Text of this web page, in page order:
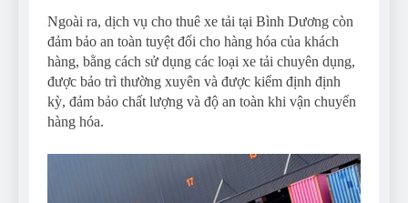
Ngoài ra, dịch vụ cho thuê xe tải tại Bình Dương còn
đảm bảo an toàn tuyệt đối cho hàng hóa của khách
hàng, bằng cách sử dụng các loại xe tải chuyên dụng,
được bảo trì thường xuyên và được kiểm định định
kỳ, đảm bảo chất lượng và độ an toàn khi vận chuyển
hàng hóa.